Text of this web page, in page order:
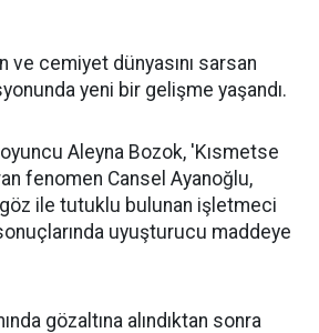
ve cemiyet dünyasını sarsan
yeni bir gelişme yaşandı.
Aleyna Bozok, 'Kısmetse
fenomen Cansel Ayanoğlu,
ile tutuklu bulunan işletmeci
uyuşturucu maddeye
gözaltına alındıktan sonra